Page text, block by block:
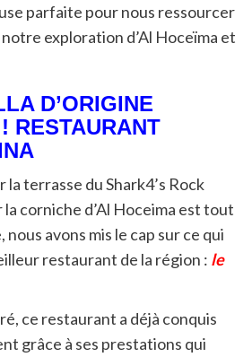
parfaite pour nous ressourcer
exploration d’Al Hoceïma et
D’ORIGINE
RESTAURANT
terrasse du Shark4’s Rock
la corniche d’Al Hoceima est tout
avons mis le cap sur ce qui
restaurant de la région : le
ce restaurant a déjà conquis
grâce à ses prestations qui